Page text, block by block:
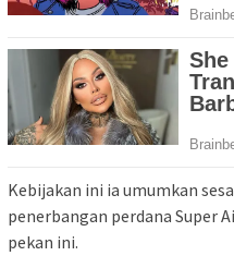
Kebijakan ini ia umumkan
penerbangan perdana Super
pekan ini.